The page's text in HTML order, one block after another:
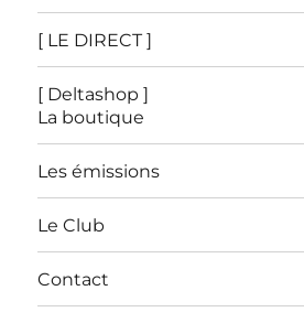
[ LE DIRECT ]
[ Deltashop ]
La boutique
Les émissions
Le Club
Contact